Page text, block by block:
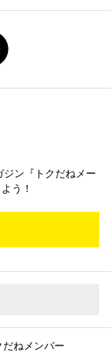
ジン『トクだねメー
う！
だねメンバー